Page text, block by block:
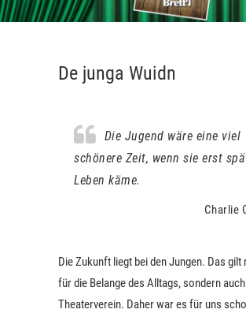
De junga Wuidn
Die Jugend wäre eine viel
schönere Zeit, wenn sie erst
Leben käme.
Charlie
Die Zukunft liegt bei den Jungen. Das gilt
für die Belange des Alltags, sondern
Theaterverein. Daher war es für uns